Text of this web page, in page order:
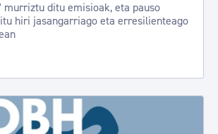
murriztu ditu emisioak, eta pauso
hiri jasangarriago eta erresilienteago